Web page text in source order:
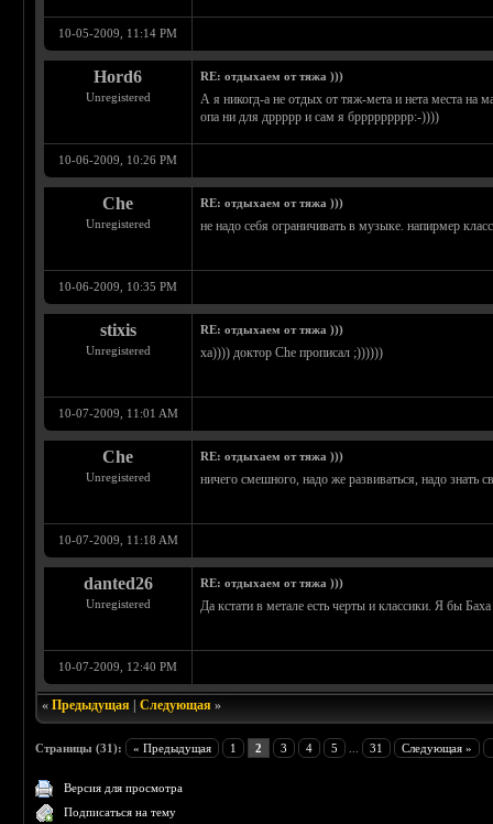
10-05-2009, 11:14 PM
Hord6
Unregistered
RE: отдыхаем от тяжа )))
А я никогд-а не отдых от тяж-мета и нета места на
опа ни для дррррр и сам я бррррррррр:-))))
10-06-2009, 10:26 PM
Che
Unregistered
RE: отдыхаем от тяжа )))
не надо себя ограничивать в музыке. напирмер
10-06-2009, 10:35 PM
stixis
Unregistered
RE: отдыхаем от тяжа )))
ха)))) доктор Che прописал ;))))))
10-07-2009, 11:01 AM
Che
Unregistered
RE: отдыхаем от тяжа )))
ничего смешного, надо же развиваться, надо
10-07-2009, 11:18 AM
danted26
Unregistered
RE: отдыхаем от тяжа )))
Да кстати в метале есть черты и классики. Я бы
10-07-2009, 12:40 PM
«Предыдущая |Следующая »
Страницы (31): « Предыдущая 1 2 3 4 5 31 Следующая »
Версия для просмотра
Подписаться на тему